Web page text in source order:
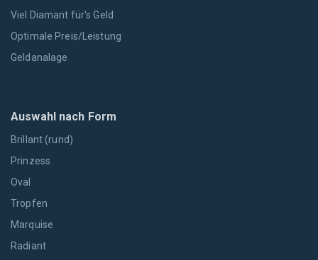
Viel Diamant für's Geld
Optimale Preis/Leistung
Geldanalage
Auswahl nach Form
Brillant (rund)
Prinzess
Oval
Tropfen
Marquise
Radiant